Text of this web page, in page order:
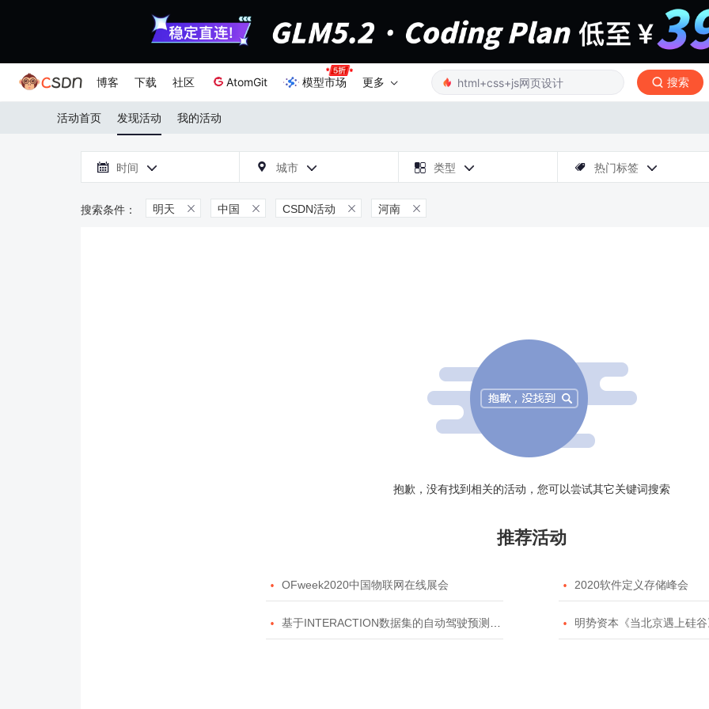
博客 下载 社区 AtomGit 模型市场 更多 搜索
活动首页 发现活动 我的活动
 时间   城市   类型   热门标签 
明天  中国  CSDN活动  河南 
抱歉，没有找到相关的活动，您可以尝试其它关键词搜索
推荐活动
 OFweek2020中国物联网在线展会  2020软件定义存储峰会
 基于INTERACTION数据集的自动驾驶预测模型挑战赛  明势资本《当北京遇上硅谷》系列